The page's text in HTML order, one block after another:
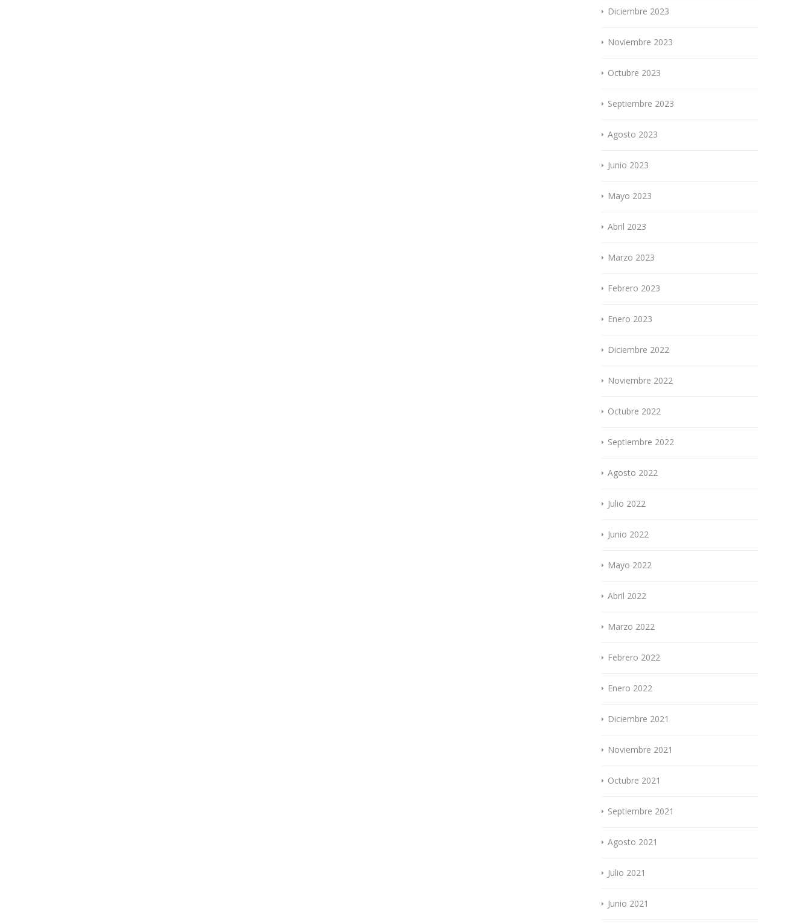
Diciembre 2023
Noviembre 2023
Octubre 2023
Septiembre 2023
Agosto 2023
Junio 2023
Mayo 2023
Abril 2023
Marzo 2023
Febrero 2023
Enero 2023
Diciembre 2022
Noviembre 2022
Octubre 2022
Septiembre 2022
Agosto 2022
Julio 2022
Junio 2022
Mayo 2022
Abril 2022
Marzo 2022
Febrero 2022
Enero 2022
Diciembre 2021
Noviembre 2021
Octubre 2021
Septiembre 2021
Agosto 2021
Julio 2021
Junio 2021